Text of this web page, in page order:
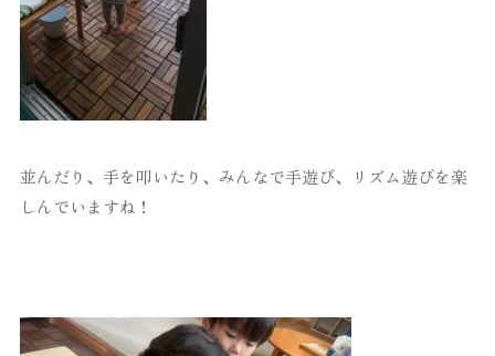
並んだり、手を叩いたり、みんなで手遊び、リズム遊びを楽
しんでいますね！